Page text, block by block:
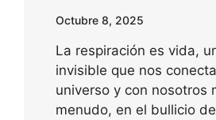
Octubre 8, 2025
La respiración es vida,
invisible que nos
universo y con nosotros
menudo, en el bullicio